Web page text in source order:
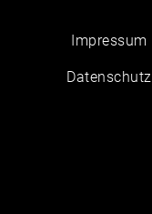
Impressum
Daten­schutz